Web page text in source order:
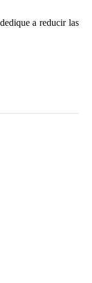
a reducir las